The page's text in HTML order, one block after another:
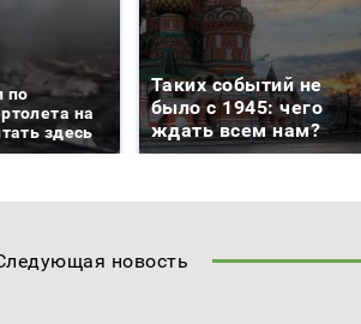
по
на
здесь
Таких событий не
было с 1945: чего
ждать всем нам?
новость